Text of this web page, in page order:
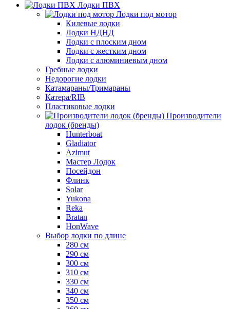
Лодки ПВХ
Лодки под мотор
Килевые лодки
Лодки НДНД
Лодки с плоским дном
Лодки с жестким дном
Лодки с алюминиевым дном
Гребные лодки
Недорогие лодки
Катамараны/Тримараны
Катера/RIB
Пластиковые лодки
Производители
лодок (бренды)
Hunterboat
Gladiator
Azimut
Мастер Лодок
Посейдон
Флинк
Solar
Yukona
Reka
Bratan
HonWave
Выбор лодки по длине
280 см
290 см
300 см
310 см
330 см
340 см
350 см